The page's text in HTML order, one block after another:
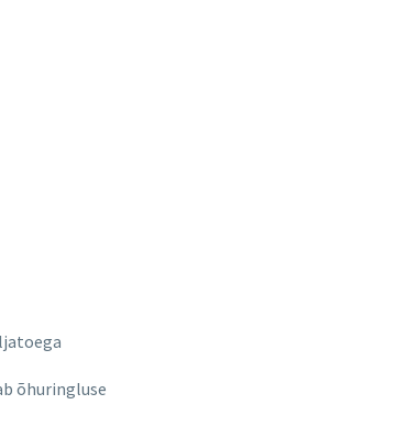
õhuringluse